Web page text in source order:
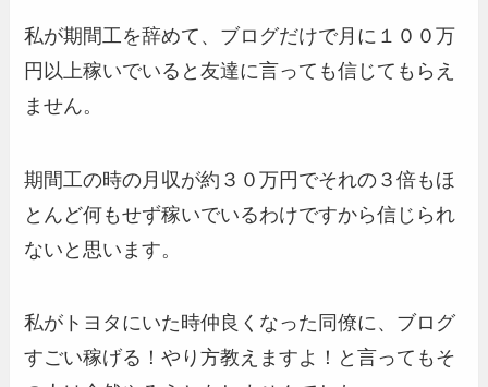
私が期間工を辞めて、ブログだけで月に１００万
円以上稼いでいると友達に言っても信じてもらえ
ません。
期間工の時の月収が約３０万円でそれの３倍もほ
とんど何もせず稼いでいるわけですから信じられ
ないと思います。
私がトヨタにいた時仲良くなった同僚に、ブログ
すごい稼げる！やり方教えますよ！と言ってもそ